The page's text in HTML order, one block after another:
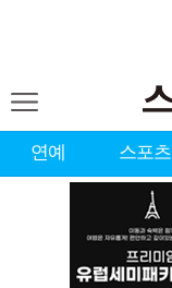
연예 스포츠